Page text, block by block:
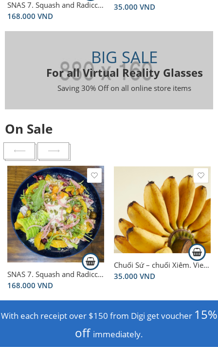
SNAS 7. Squash and Radicchio Bowl
168.000 VND
35.000 VND
BIG SALE
For all Virtual Reality Glasses
Saving 30% Off on all online store items
On Sale
SNAS 7. Squash and Radicchio Bowl
168.000 VND
Chuối Sứ – chuối Xiêm. Vietnamese Banana 1kg
35.000 VND
With each receipt over $150 from Digi get voucher 15%
off immediately.